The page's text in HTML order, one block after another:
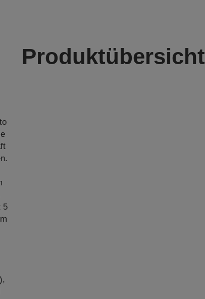
Produktübersicht
5